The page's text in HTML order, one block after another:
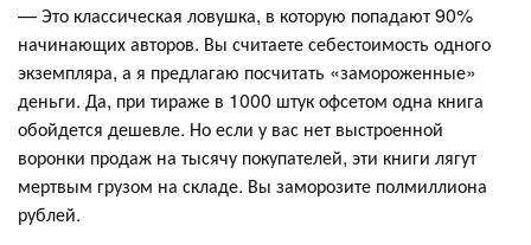
— Это классическая ловушка, в которую попадают 90%
начинающих авторов. Вы считаете себестоимость одного
экземпляра, а я предлагаю посчитать «замороженные»
деньги. Да, при тираже в 1000 штук офсетом одна книга
обойдется дешевле. Но если у вас нет выстроенной
воронки продаж на тысячу покупателей, эти книги лягут
мертвым грузом на складе. Вы заморозите полмиллиона
рублей.